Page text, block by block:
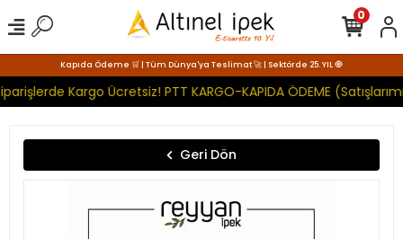
Kapıda Ödeme 🛒 | Tüm Dünya'ya Teslimat 🚀 | Sektörde 25. YIL 🧿
Kargo Ücretsiz! PTT KARGO-KAPIDA ÖDEME
0
Geri Dön